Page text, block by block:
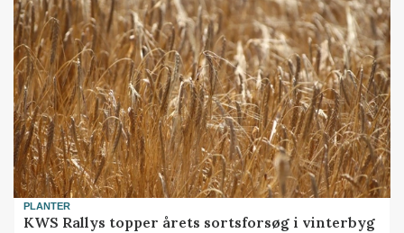
PLANTER
KWS Rallys topper årets sortsforsøg i vinterbyg